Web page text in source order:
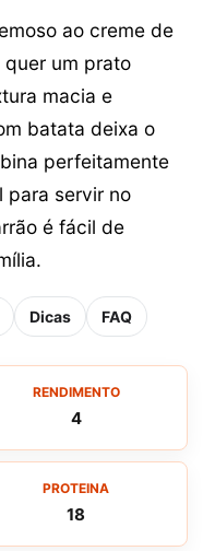
ao creme de
um prato
macia e
batata deixa o
perfeitamente
para servir no
é fácil de
Dicas FAQ
RENDIMENTO
4
PROTEINA
18